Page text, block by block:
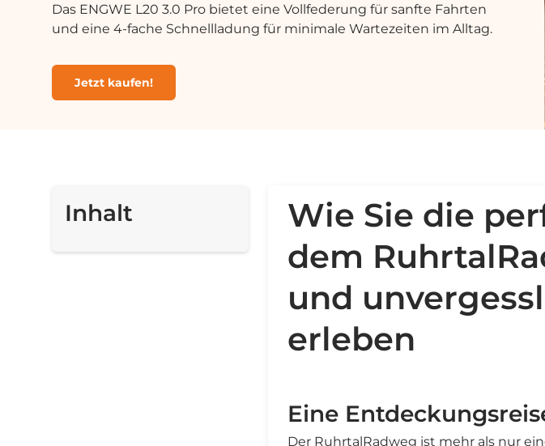
Das ENGWE L20 3.0 Pro bietet eine Vollfederung für sanfte Fahrten
und eine 4-fache Schnellladung für minimale Wartezeiten im Alltag.
Jetzt kaufen!
Inhalt
Wie Sie die
dem
und
erleben
Eine
Der RuhrtalRadweg ist mehr als nur